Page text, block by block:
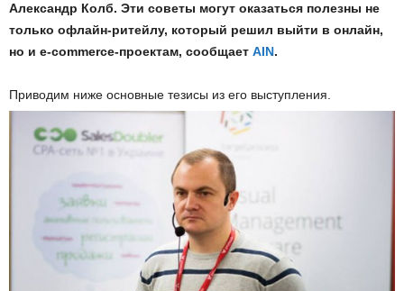
Александр Колб. Эти советы могут оказаться полезны не
только офлайн-ритейлу, который решил выйти в онлайн,
но и e-commerce-проектам, сообщает AIN.
Приводим ниже основные тезисы из его выступления.